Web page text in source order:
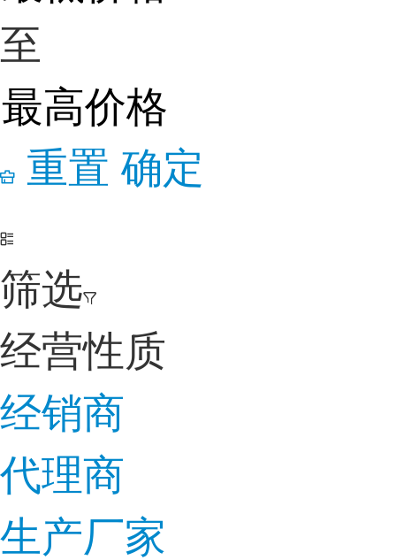
至
重置 确定
筛选
经营性质
经销商
代理商
生产厂家